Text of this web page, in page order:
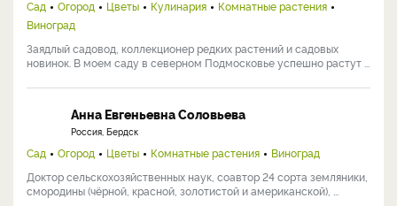
Сад Огород Цветы Кулинария
Комнатные растения
Виноград
Заядлый садовод, коллекционер редких растений и садовых
новинок. В моем саду в северном Подмосковье успешно растут ...
Анна Евгеньевна Соловьева
Россия, Бердск
Сад Огород Цветы Комнатные растения
Виноград
Доктор сельскохозяйственных наук, соавтор 24 сорта земляники,
смородины (чёрной, красной, золотистой и американской), ...